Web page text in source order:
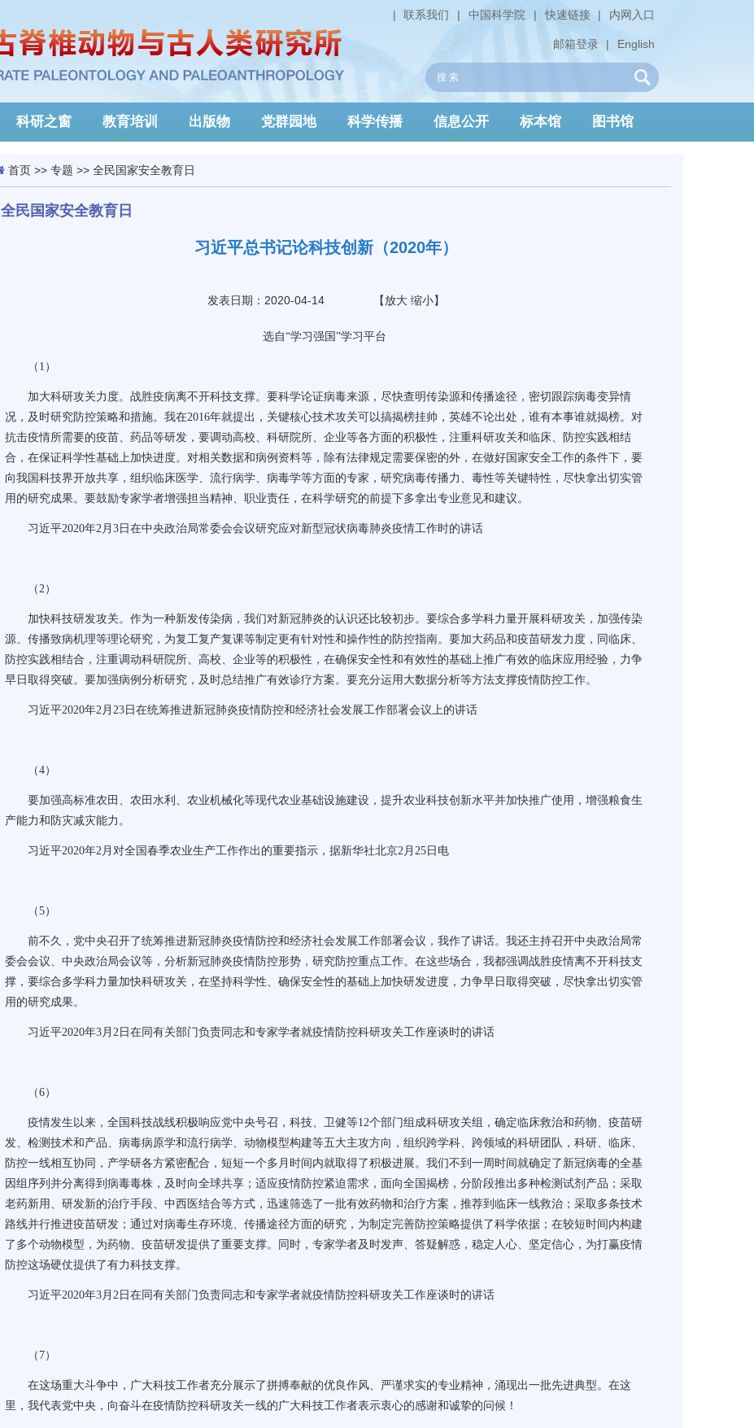
内网入口
|
快速链接
|
中国科学院
|
联系我们
|
English
|
邮箱登录
科研之窗 教育培训 出版物 党群园地 科学传播 信息公开 标本馆 图书馆
首页>> 专题 >> 全民国家安全教育日
全民国家安全教育日
习近平总书记论科技创新（2020年）
发表日期：2020-04-14 【放大 缩小】
选自“学习强国”学习平台
（ 1 ）
加大科研攻关力度。战胜疫病离不开科技支撑。要科学论证病毒来源，尽快查明传染源和传播途径，密切跟踪病毒变异情
况，及时研究防控策略和措施。我在2016年就提出，关键核心技术攻关可以搞揭榜挂帅，英雄不论出处，谁有本事谁就揭榜。对
抗击疫情所需要的疫苗、药品等研发，要调动高校、科研院所、企业等各方面的积极性，注重科研攻关和临床、防控实践相结
合，在保证科学性基础上加快进度。对相关数据和病例资料等，除有法律规定需要保密的外，在做好国家安全工作的条件下，要
向我国科技界开放共享，组织临床医学、流行病学、病毒学等方面的专家，研究病毒传播力、毒性等关键特性，尽快拿出切实管
用的研究成果。要鼓励专家学者增强担当精神、职业责任，在科学研究的前提下多拿出专业意见和建议。
习近平2020年2月3 日在中央政治局常委会会议研究应对新型冠状病毒肺炎疫情工作时的讲话
（2）
加快科技研发攻关。作为一种新发传染病，我们对新冠肺炎的认识还比较初步。要综合多学科力量开展科研攻关，加强传染
源、传播致病机理等理论研究，为复工复产复课等制定更有针对性和操作性的防控指南。要加大药品和疫苗研发力度，同临床、
防控实践相结合，注重调动科研院所、高校、企业等的积极性，在确保安全性和有效性的基础上推广有效的临床应用经验，力争
早日取得突破。要加强病例分析研究，及时总结推广有效诊疗方案。要充分运用大数据分析等方法支撑疫情防控工作。
习近平2020年2月23 日在统筹推进新冠肺炎疫情防控和经济社会发展工作部署会议上的讲话
（4）
要加强高标准农田、农田水利、农业机械化等现代农业基础设施建设，提升农业科技创新水平并加快推广使用，增强粮食生
产能力和防灾减灾能力。
习近平2020年2月对全国春季农业生产工作作出的重要指示，据新华社北京2月25 日电
（5）
前不久，党中央召开了统筹推进新冠肺炎疫情防控和经济社会发展工作部署会议，我作了讲话。我还主持召开中央政治局常
委会会议、中央政治局会议等，分析新冠肺炎疫情防控形势，研究防控重点工作。在这些场合，我都强调战胜疫情离不开科技支
撑，要综合多学科力量加快科研攻关，在坚持科学性、确保安全性的基础上加快研发进度，力争早日取得突破，尽快拿出切实管
用的研究成果。
习近平2020年3月2 日在同有关部门负责同志和专家学者就疫情防控科研攻关工作座谈时的讲话
（6）
疫情发生以来，全国科技战线积极响应党中央号召，科技、卫健等12个部门组成科研攻关组，确定临床救治和药物、疫苗研
发、检测技术和产品、病毒病原学和流行病学、动物模型构建等五大主攻方向，组织跨学科、跨领域的科研团队，科研、临床、
防控一线相互协同，产学研各方紧密配合，短短一个多月时间内就取得了积极进展。我们不到一周时间就确定了新冠病毒的全基
因组序列并分离得到病毒毒株，及时向全球共享；适应疫情防控紧迫需求，面向全国揭榜，分阶段推出多种检测试剂产品；采取
老药新用、研发新的治疗手段、中西医结合等方式，迅速筛选了一批有效药物和治疗方案，推荐到临床一线救治；采取多条技术
路线并行推进疫苗研发；通过对病毒生存环境、传播途径方面的研究，为制定完善防控策略提供了科学依据；在较短时间内构建
了多个动物模型，为药物、疫苗研发提供了重要支撑。同时，专家学者及时发声、答疑解惑，稳定人心、坚定信心，为打赢疫情
防控这场硬仗提供了有力科技支撑。
习近平2020年3月2 日在同有关部门负责同志和专家学者就疫情防控科研攻关工作座谈时的讲话
（ 7）
在这场重大斗争中，广大科技工作者充分展示了拼搏奉献的优良作风、严谨求实的专业精神，涌现出一批先进典型。在这
里，我代表党中央，向奋斗在疫情防控科研攻关一线的广大科技工作者表示衷心的感谢和诚挚的问候！